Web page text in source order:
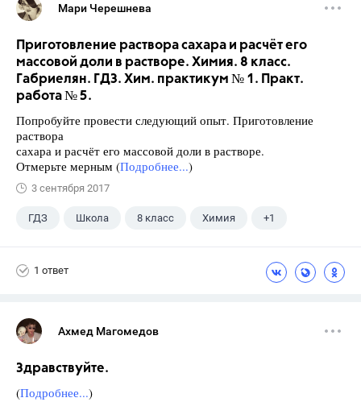
Мари Черешнева
Приготовление раствора сахара и расчёт его
массовой доли в растворе. Химия. 8 класс.
Габриелян. ГДЗ. Хим. практикум № 1. Практ.
работа № 5.
Попробуйте провести следующий опыт. Приготовление
раствора
сахара и расчёт его массовой доли в растворе.
Отмерьте мерным (Подробнее...)
3 сентября 2017
ГДЗ Школа 8 класс Химия +1
1 ответ
Ахмед Магомедов
Здравствуйте.
(Подробнее...)